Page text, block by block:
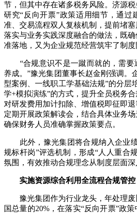
节，但其中存在诸多税务风险。济源
研究“反向开票”政策适用细节，通过
准、交易流程双人复核机制，提前堵
落实与业务实践深度融合的做法，既
准落地，又为企业规范经营筑牢了制度
“合规意识不是一蹴而就的，需要
养成。”豫光集团董事长赵金刚强调。
型案例、一线职工学基础法规”的分层
学+模拟演练”的方式，提升全员税务
对研发费用加计扣除、增值税即征即
定期开展政策解读会，结合具体业务场
确保财务人员准确掌握政策要点。
此外，豫光集团将合规纳入企业绩
规标杆岗”评选机制，形成“人人重合
氛围，有效推动合规理念从制度层面深
实施资源综合利用全流程合规管控
豫光集团作为行业龙头，年处理废
国总量的20%，在落实“反向开票”政